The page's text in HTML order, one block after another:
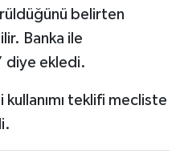
belirten
Banka ile
diye ekledi.
teklifi mecliste